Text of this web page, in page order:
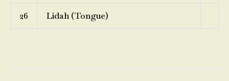
26 Lidah (Tongue)